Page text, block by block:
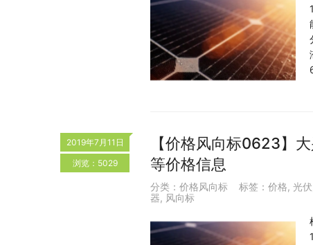
2019年7月11日
浏览：5029
【价格风向标0623】
等价格信息
分类： 价格风向标 标签： 价格, 光伏
器, 风向标